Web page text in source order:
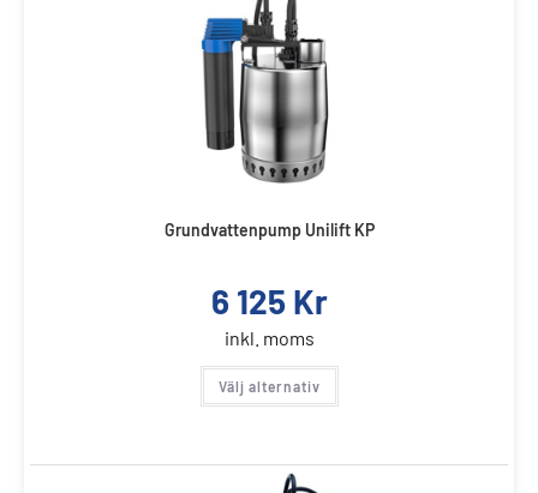
Grundvattenpump Unilift KP
6 125 Kr
inkl. moms
Välj alternativ